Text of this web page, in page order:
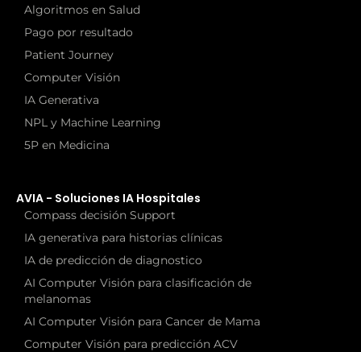
Algoritmos en Salud
Pago por resultado
Patient Journey
Computer Visión
IA Generativa
NPL y Machine Learning
5P en Medicina
AVIA - Soluciones IA Hospitales
Compass decisión Support
IA generativa para historias clínicas
IA de predicción de diagnostico
AI Computer Visión para clasificación de
melanomas
AI Computer Visión para Cancer de Mama
Computer Visión para predicción ACV